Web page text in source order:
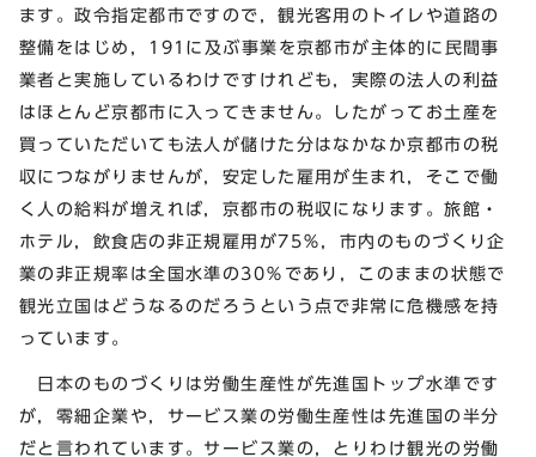
ます。政令指定都市ですので，観光客用のトイレや道路の
整備をはじめ，191に及ぶ事業を京都市が主体的に民間事
業者と実施しているわけですけれども，実際の法人の利益
はほとんど京都市に入ってきません。したがってお土産を
買っていただいても法人が儲けた分はなかなか京都市の税
収につながりませんが，安定した雇用が生まれ，そこで働
く人の給料が増えれば，京都市の税収になります。旅館・
ホテル，飲食店の非正規雇用が75％，市内のものづくり企
業の非正規率は全国水準の30％であり，このままの状態で
観光立国はどうなるのだろうという点で非常に危機感を持
っています。
日本のものづくりは労働生産性が先進国トップ水準です
が，零細企業や，サービス業の労働生産性は先進国の半分
だと言われています。サービス業の，とりわけ観光の労働